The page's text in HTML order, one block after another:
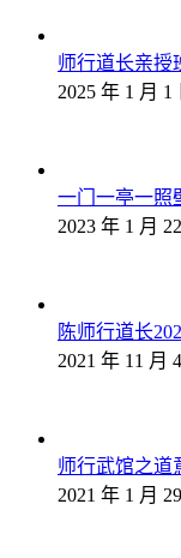
师行道长亲授
2025 年 1 月 1
一门一亭一照
2023 年 1 月
陈师行道长
2021 年 11 月
师行武馆之道
2021 年 1 月